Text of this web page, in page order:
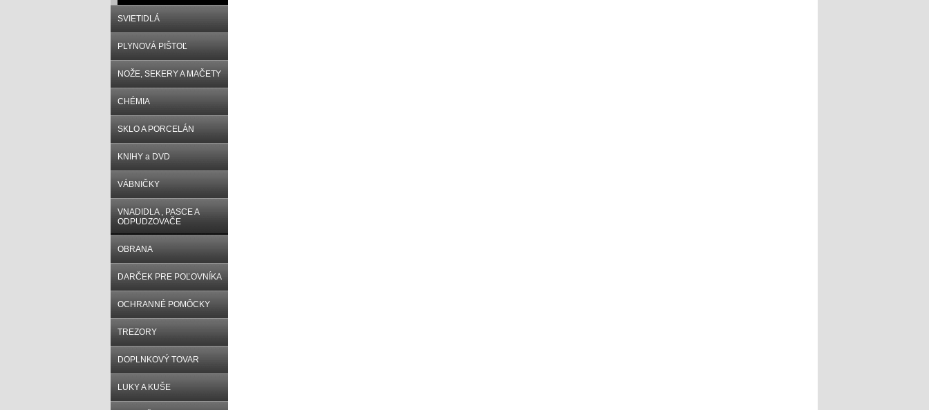
SVIETIDLÁ
PLYNOVÁ PIŠTOĽ
NOŽE, SEKERY A MAČETY
CHÉMIA
SKLO A PORCELÁN
KNIHY a DVD
VÁBNIČKY
VNADIDLA , PASCE A
ODPUDZOVAČE
OBRANA
DARČEK PRE POĽOVNÍKA
OCHRANNÉ POMÔCKY
TREZORY
DOPLNKOVÝ TOVAR
LUKY A KUŠE